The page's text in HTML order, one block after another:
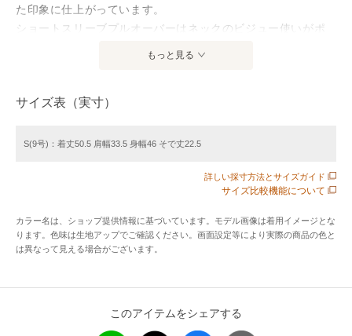
た印象に仕上がっています。
ショートスリーブプルオーバーはネックのビジュー使いがポ
エットでクリーンなバランスでお召しいただけます。
躍するアイテムです。
透け感：なし
光沢：なし
伸縮性：ややあり
裏地：なし
■卒入園式・卒入学式などのセレモニーや学校行事など、さま
もっと見る
サイズ表（実寸）
S(9号)：着丈50.5 肩幅33.5 身幅46 そで丈22.5
詳しい採寸方法とサイズガイド
サイズ比較機能について
カラー名は、ショップ提供情報に基づいています。モデル画像は着用イメージとな
ります。色味は生地アップでご確認ください。画面設定等により実際の商品の色と
は異なって見える場合がございます。
このアイテムをシェアする